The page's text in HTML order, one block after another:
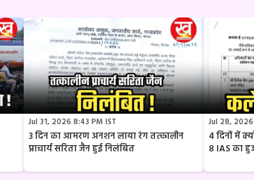
Jul 31, 2026 8:43 PM IST
3 दिन का आमरण अनशन लाया रंग तत्कालीन
प्राचार्य सरिता जैन हुई निलंबित
Jul 28, 2026
4 दिनों में
8 IAS का